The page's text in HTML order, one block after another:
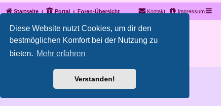
Diese Website nutzt Cookies, um dir den
bestmöglichen Komfort bei der Nutzung zu
bieten. Mehr erfahren
Verstanden!
Startseite Portal Foren-Übersicht Impressum
Kontakt
Copyright © 2012 - 2026 All rights reserved.
Powered byphpBB ® Forum Software © phpBB Limited
Datenschutz